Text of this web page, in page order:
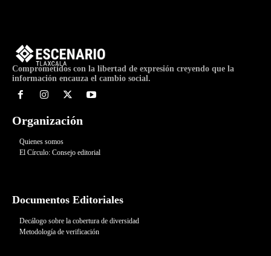
Comprometidos con la libertad de expresión creyendo que la
información encauza el cambio social.
Organización
Quienes somos
El Círculo: Consejo editorial
Documentos Editoriales
Decálogo sobre la cobertura de diversidad
Metodología de verificación